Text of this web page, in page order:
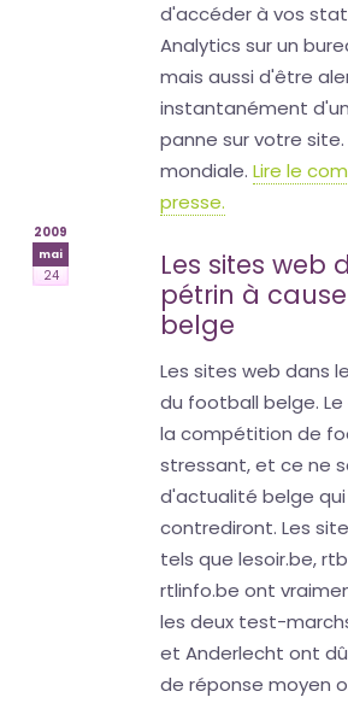
d'accéder à vos
Analytics sur un
mais aussi d'être
instantanément
panne sur votre
mondiale. Lire le
presse.
2009
mai
24
Les sites web
pétrin à
belge
Les sites web dans
du football belge.
la compétition de
stressant, et ce ne
d'actualité belge qui
contrediront. Les
tels que lesoir.be,
rtlinfo.be ont
les deux test-
et Anderlecht ont
de réponse moyen